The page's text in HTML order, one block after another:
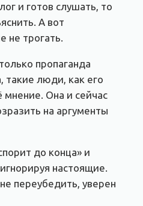
и готов слушать, то
А вот
не трогать.
пропаганда
такие люди, как его
Она и сейчас
на аргументы
до конца» и
настоящие.
переубедить, уверен